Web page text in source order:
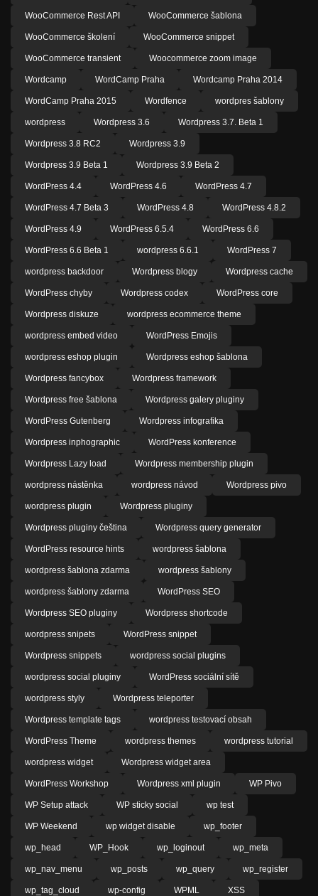
WooCommerce Rest API WooCommerce šablona
WooCommerce školení WooCommerce snippet
WooCommerce transient Woocommerce zoom image
Wordcamp WordCamp Praha Wordcamp Praha 2014
WordCamp Praha 2015 Wordfence wordpres šablony
wordpress Wordpress 3.6 Wordpress 3.7. Beta 1
Wordpress 3.8 RC2 Wordpress 3.9
Wordpress 3.9 Beta 1 Wordpress 3.9 Beta 2
WordPress 4.4 WordPress 4.6 WordPress 4.7
WordPress 4.7 Beta 3 WordPress 4.8 WordPress 4.8.2
WordPress 4.9 WordPress 6.5.4 WordPress 6.6
WordPress 6.6 Beta 1 wordpress 6.6.1 WordPress 7
wordpress backdoor Wordpress blogy Wordpress cache
WordPress chyby Wordpress codex WordPress core
Wordpress diskuze wordpress ecommerce theme
wordpress embed video WordPress Emojis
wordpress eshop plugin Wordpress eshop šablona
Wordpress fancybox Wordpress framework
Wordpress free šablona Wordpress galery pluginy
WordPress Gutenberg Wordpress infografika
Wordpress inphographic WordPress konference
Wordpress Lazy load Wordpress membership plugin
wordpress nástěnka wordpress návod Wordpress pivo
wordpress plugin Wordpress pluginy
Wordpress pluginy čeština Wordpress query generator
WordPress resource hints wordpress šablona
wordpress šablona zdarma wordpress šablony
wordpress šablony zdarma WordPress SEO
Wordpress SEO pluginy Wordpress shortcode
wordpress snipets WordPress snippet
Wordpress snippets wordpress social plugins
wordpress social pluginy WordPress sociální sítě
wordpress styly Wordpress teleporter
Wordpress template tags wordpress testovací obsah
WordPress Theme wordpress themes wordpress tutorial
wordpress widget Wordpress widget area
WordPress Workshop Wordpress xml plugin WP Pivo
WP Setup attack WP sticky social wp test
WP Weekend wp widget disable wp_footer
wp_head WP_Hook wp_loginout wp_meta
wp_nav_menu wp_posts wp_query wp_register
wp_tag_cloud wp-config WPML XSS